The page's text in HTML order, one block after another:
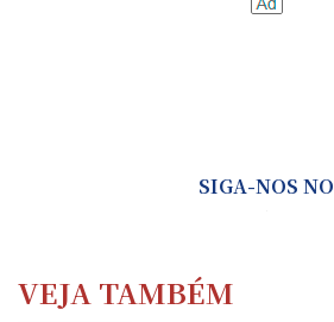
SIGA-NOS NO
VEJA TAMBÉM